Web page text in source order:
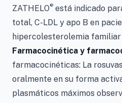
ZATHELO® está indicado
total, C-LDL y apo B en
hipercolesterolemia
Farmacocinética y
farmacocinéticas: La
oralmente en su forma
plasmáticos máximos